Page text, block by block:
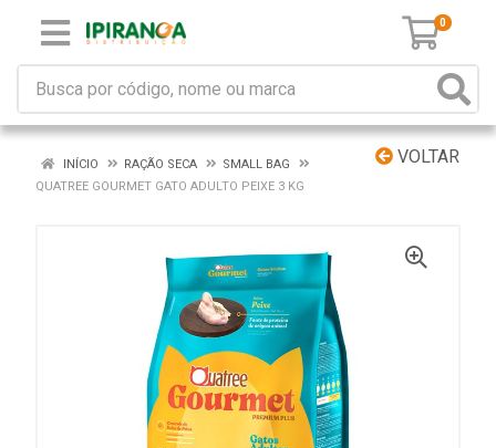
0
VOLTAR
INÍCIO RAÇÃO SECA
SMALL BAG
QUATREE GOURMET GATO ADULTO PEIXE 3 KG